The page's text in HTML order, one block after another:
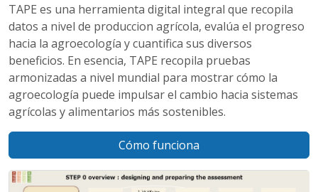
TAPE es una herramienta digital integral que recopila
datos a nivel de produccion agrícola, evalúa el progreso
hacia la agroecología y cuantifica sus diversos
beneficios. En esencia, TAPE recopila pruebas
armonizadas a nivel mundial para mostrar cómo la
agroecología puede impulsar el cambio hacia sistemas
agrícolas y alimentarios más sostenibles.
Cómo funciona